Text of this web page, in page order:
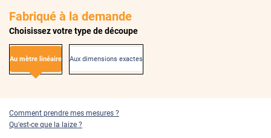
Fabriqué à la demande
Choisissez votre type de découpe
Au mètre linéaire Aux dimensions exactes
Comment prendre mes mesures ?
Qu'est-ce que la laize ?